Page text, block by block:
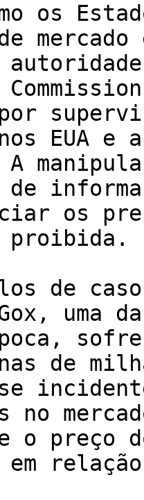
os
EUA
de
os
proibida.
de
uma
de
no
o preço